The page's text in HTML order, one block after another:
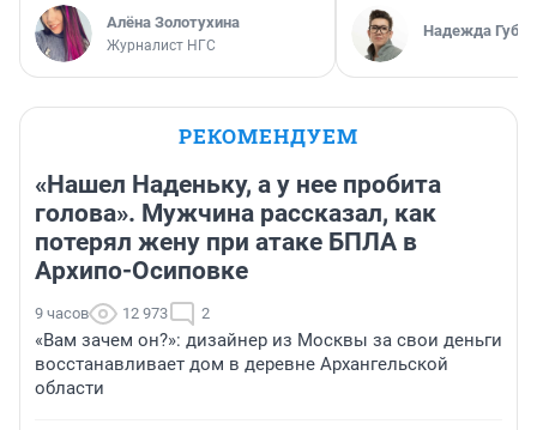
Алёна Золотухина
Журналист НГС
Надежда
РЕКОМЕНДУЕМ
«Нашел Наденьку, а у нее пробита
голова». Мужчина рассказал, как
потерял жену при атаке БПЛА в
Архипо-Осиповке
9 часов 12 973 2
«Вам зачем он?»: дизайнер из Москвы за свои деньги
восстанавливает дом в деревне Архангельской
области